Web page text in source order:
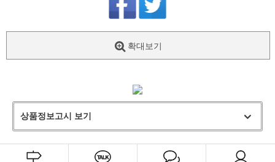
확대보기
상품정보고시 보기